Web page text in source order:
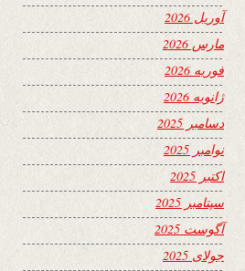
آوریل 2026
مارس 2026
فوریه 2026
ژانویه 2026
دسامبر 2025
نوامبر 2025
اکتبر 2025
سپتامبر 2025
آگوست 2025
جولای 2025